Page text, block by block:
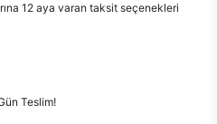
12 aya varan taksit seçenekleri
Teslim!